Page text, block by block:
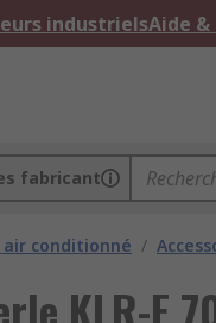
industrielsAide
fabricant
conditionné /
KLR-E